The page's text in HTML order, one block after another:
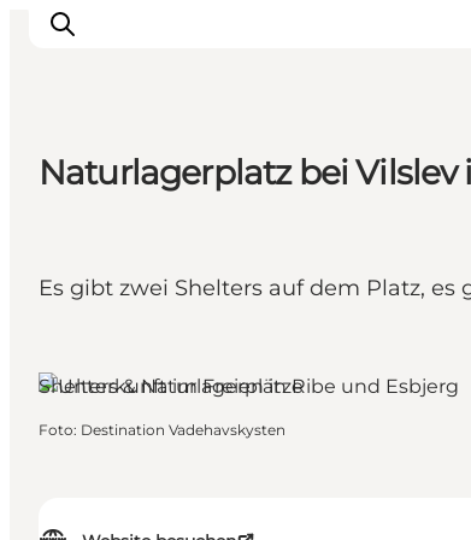
Erlebnisse
Unterkünfte
Naturlagerplatz bei
Es gibt zwei Shelters auf dem Platz,
Shelters & Naturlagerplätze
Foto: Destination Vadehavskysten